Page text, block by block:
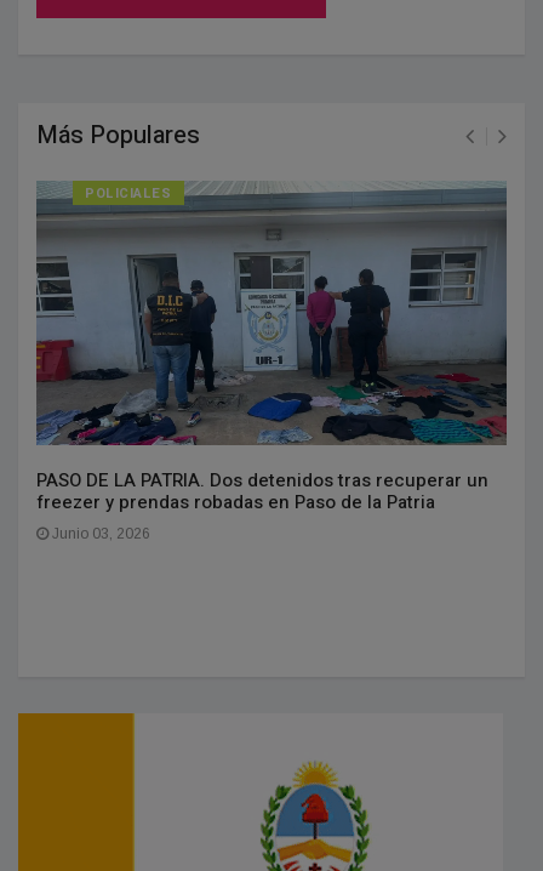
Más Populares
POLICIALES
PASO DE LA PATRIA. Dos detenidos tras recuperar un
freezer y prendas robadas en Paso de la Patria
Junio 03, 2026